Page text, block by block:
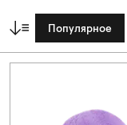
Популярное